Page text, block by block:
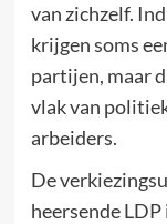
van zichzelf.
krijgen soms
partijen, maar
vlak van
arbeiders.
De
heersende